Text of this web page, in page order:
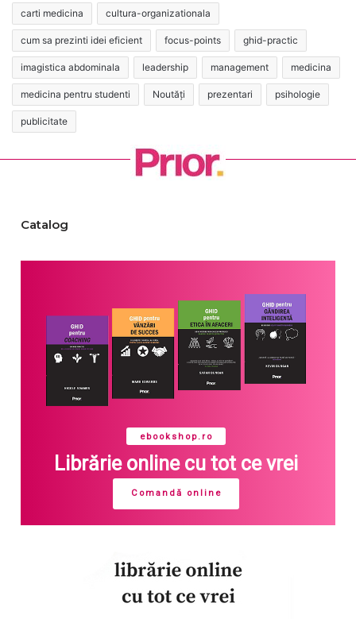
carti medicina cultura-organizationala
cum sa prezinti idei eficient focus-points ghid-practic
imagistica abdominala leadership management medicina
medicina pentru studenti Noutăți prezentari psihologie
publicitate
Catalog
ebookshop.ro
Librărie online cu tot ce vrei
Comandă online